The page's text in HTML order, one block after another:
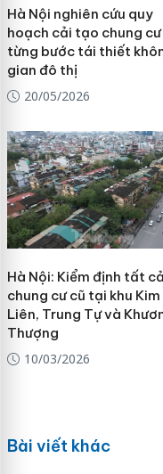
Hà Nội nghiên cứu quy
hoạch cải tạo chung cư
từng bước tái thiết
gian đô thị
20/05/2026
Hà Nội: Kiểm định tất cả
chung cư cũ tại khu Kim
Liên, Trung Tự và
Thượng
10/03/2026
Bài viết khác